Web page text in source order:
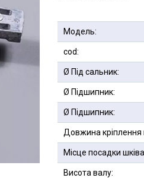
Модель:
cod:
Ø Під сальник:
Ø Підшипник:
Ø Підшипник:
Довжина кріплення
Місце посадки
Висота валу: